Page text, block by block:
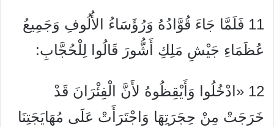
11 فَلَمَّا جَاءَ قُوَّادُهُ وَرُؤَسَاءُ الأُلُوفِ وَجَمِيعُ
عُظَمَاءِ جَيْشِ مَلِكِ أَشُّورَ قَالُوا لِلْحُجَّابِ:
12 «ادْخُلُوا وَأَيْقِظُوهُ لأَنَّ الْفِئْرَانَ قَدْ
خَرَجَتْ مِنْ حِجَرَتِهَا وَاجْتَرَأَتْ عَلَى مُهَايَجَتِنَا